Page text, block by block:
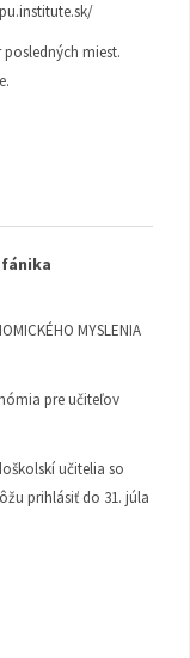
miest.
MYSLENIA
pre učiteľov
učitelia so
prihlásiť do 31. júla